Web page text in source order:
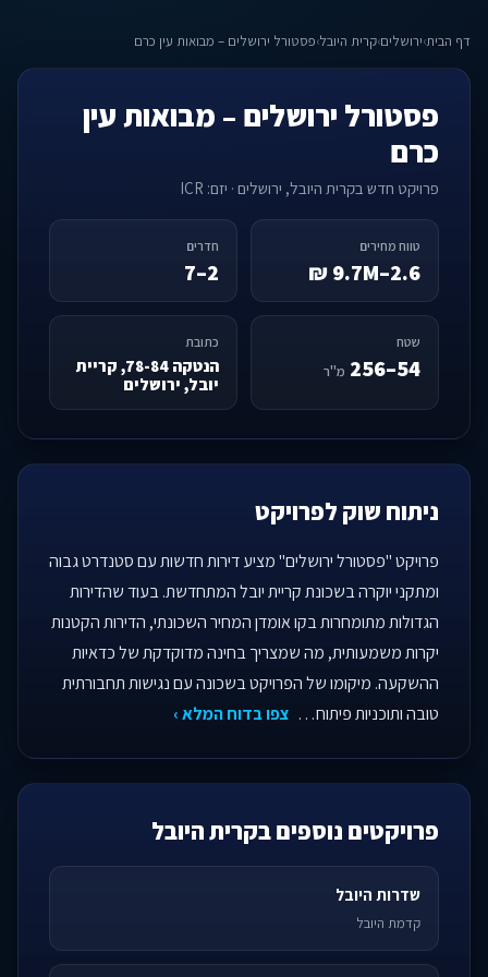
דף הבית›ירושלים›קרית היובל›פסטורל ירושלים – מבואות עין כרם
פסטורל ירושלים – מבואות עין
כרם
פרויקט חדש בקרית היובל, ירושלים · יזם: ICR
טווח מחירים
2.6–9.7M ₪
חדרים
2–7
שטח
54–256 מ"ר
כתובת
הנטקה 78-84, קריית
יובל, ירושלים
ניתוח שוק לפרויקט
פרויקט "פסטורל ירושלים" מציע דירות חדשות עם סטנדרט גבוה
ומתקני יוקרה בשכונת קריית יובל המתחדשת. בעוד שהדירות
הגדולות מתומחרות בקו אומדן המחיר השכונתי, הדירות הקטנות
יקרות משמעותית, מה שמצריך בחינה מדוקדקת של כדאיות
ההשקעה. מיקומו של הפרויקט בשכונה עם נגישות תחבורתית
טובה ותוכניות פיתוח… צפו בדוח המלא ›
פרויקטים נוספים בקרית היובל
שדרות היובל
קדמת היובל